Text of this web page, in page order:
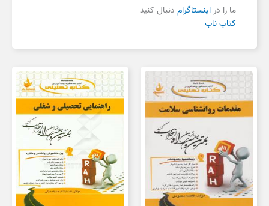
ما را دراینستاگرام دنبال کنید
کتاب ناب